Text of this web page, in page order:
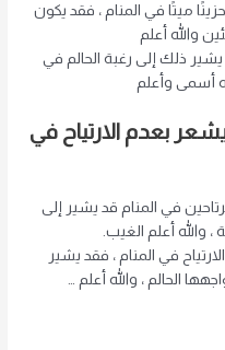
ميتًا في المنام ، فقد يكون
والله أعلم
يشير ذلك إلى رغبة الحالم في
أسمى وأعلم
بعدم الارتياح في
في المنام قد يشير إلى
والله أعلم الغيب.
في المنام ، فقد يشير
الحالم ، والله أعلم …